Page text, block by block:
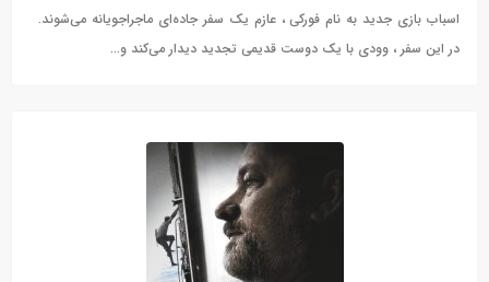
اسباب‌ بازی جدید به نام فورکی ، عازم یک سفر جاده‌ای ماجراجویانه می‌شوند.
در این سفر ، وودی با یک دوست قدیمی تجدید دیدار می‌کند و...